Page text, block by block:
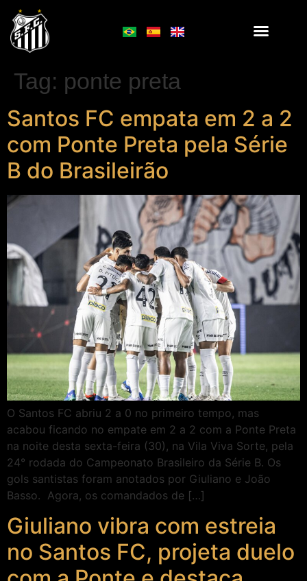
Tag: ponte preta
Santos FC empata em 2 a 2
com Ponte Preta pela Série
B do Brasileirão
O Santos FC abriu 2 a 0 no primeiro tempo, mas
acabou ficando no empate em 2 a 2 com a Ponte Preta
na noite desta sexta-feira (30), na Vila Viva Sorte, pela
24° rodada do Campeonato Brasileiro da Série B. Os
gols santistas foram anotados por Giuliano e João
Basso. Agora, os comandados de […]
Giuliano vibra com estreia
no Santos FC, projeta duelo